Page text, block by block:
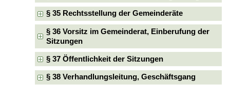
§ 35 Rechtsstellung der Gemeinderäte
§ 36 Vorsitz im Gemeinderat, Einberufung der
Sitzungen
§ 37 Öffentlichkeit der Sitzungen
§ 38 Verhandlungsleitung, Geschäftsgang